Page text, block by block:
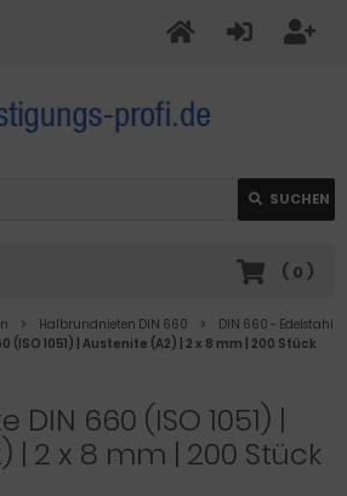
SUCHEN
( 0 )
Halbrundnieten DIN 660
DIN 660 - Edelstahl
(ISO 1051) | Austenite (A2) | 2 x 8 mm | 200 Stück
660 (ISO 1051) |
| 2 x 8 mm | 200 Stück